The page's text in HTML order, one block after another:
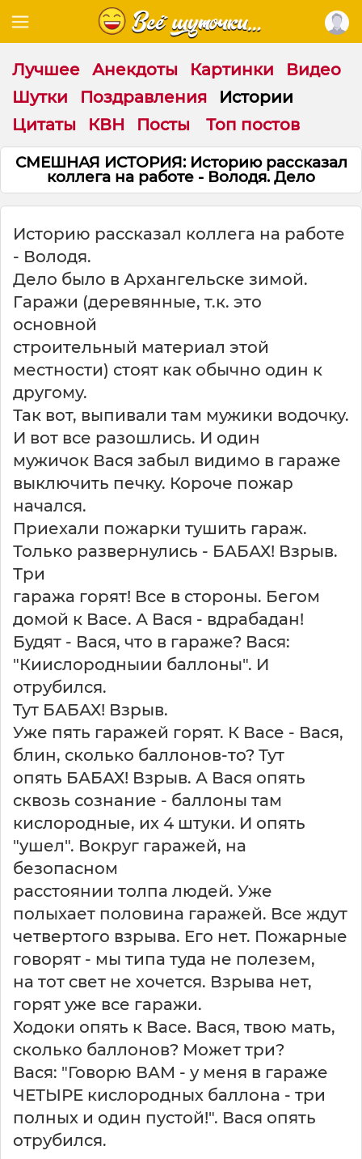
Лучшее Анекдоты Картинки
Видео
Шутки
Поздравления
Истории
Цитаты
КВН Посты Топ постов
СМЕШНАЯ ИСТОРИЯ: Историю рассказал
коллега на работе - Володя. Дело
Историю рассказал коллега на работе
- Володя.
Дело было в Архангельске зимой.
Гаражи (деревянные, т.к. это
основной
строительный материал этой
местности) стоят как обычно один к
другому.
Так вот, выпивали там мужики водочку.
И вот все разошлись. И один
мужичок Вася забыл видимо в гараже
выключить печку. Короче пожар
начался.
Приехали пожарки тушить гараж.
Только развернулись - БАБАХ! Взрыв.
Три
гаража горят! Все в стороны. Бегом
домой к Васе. А Вася - вдрабадан!
Будят - Вася, что в гараже? Вася:
"Киислородныии баллоны". И
отрубился.
Тут БАБАХ! Взрыв.
Уже пять гаражей горят. К Васе - Вася,
блин, сколько баллонов-то? Тут
опять БАБАХ! Взрыв. А Вася опять
сквозь сознание - баллоны там
кислородные, их 4 штуки. И опять
"ушел". Вокруг гаражей, на
безопасном
расстоянии толпа людей. Уже
полыхает половина гаражей. Все ждут
четвертого взрыва. Его нет. Пожарные
говорят - мы типа туда не полезем,
на тот свет не хочется. Взрыва нет,
горят уже все гаражи.
Ходоки опять к Васе. Вася, твою мать,
сколько баллонов? Может три?
Вася: "Говорю ВАМ - у меня в гараже
ЧЕТЫРЕ кислородных баллона - три
полных и один пустой!". Вася опять
отрубился.